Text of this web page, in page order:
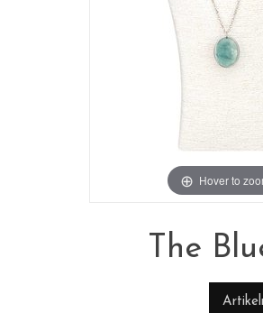
Hover to
The